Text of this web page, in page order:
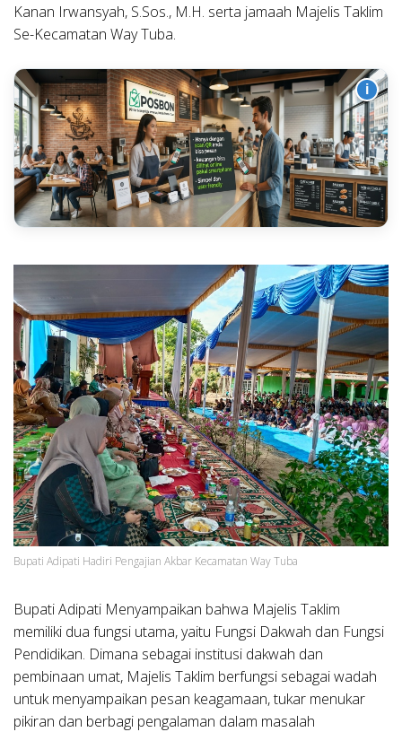
Kanan Irwansyah, S.Sos., M.H. serta jamaah Majelis Taklim
Se-Kecamatan Way Tuba.
i
Bupati Adipati Hadiri Pengajian Akbar Kecamatan Way Tuba
Bupati Adipati Menyampaikan bahwa Majelis Taklim
memiliki dua fungsi utama, yaitu Fungsi Dakwah dan Fungsi
Pendidikan. Dimana sebagai institusi dakwah dan
pembinaan umat, Majelis Taklim berfungsi sebagai wadah
untuk menyampaikan pesan keagamaan, tukar menukar
pikiran dan berbagi pengalaman dalam masalah